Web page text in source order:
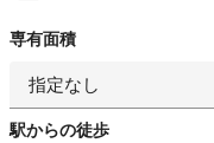
専有面積
指定なし
駅からの徒歩